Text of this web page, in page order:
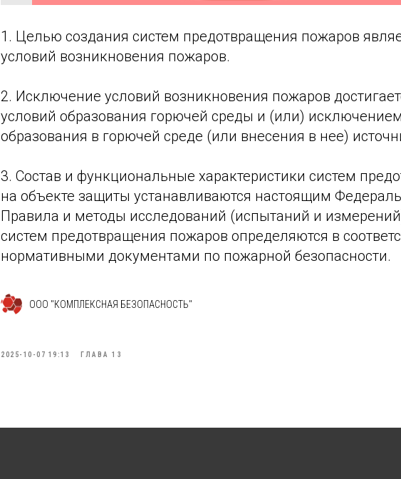
1. Целью создания систем предотвращения пожаров
условий возникновения пожаров.
2. Исключение условий возникновения пожаров
условий образования горючей среды и (или)
образования в горючей среде (или внесения в нее)
3. Состав и функциональные характеристики систем
на объекте защиты устанавливаются настоящим
Правила и методы исследований (испытаний и
систем предотвращения пожаров определяются в
нормативными документами по пожарной безопасности.
ООО "КОМПЛЕКСНАЯ БЕЗОПАСНОСТЬ"
2025-10-07 19:13 ГЛАВА 13